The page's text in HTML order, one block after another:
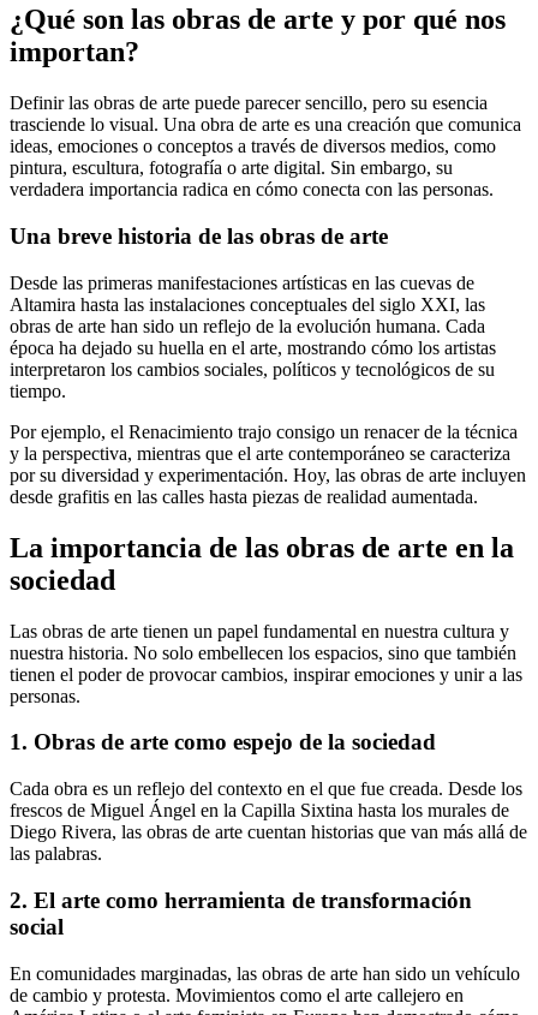
¿Qué son las obras de arte y por qué nos
importan?
Definir las obras de arte puede parecer sencillo, pero su esencia
trasciende lo visual. Una obra de arte es una creación que comunica
ideas, emociones o conceptos a través de diversos medios, como
pintura, escultura, fotografía o arte digital. Sin embargo, su
verdadera importancia radica en cómo conecta con las personas.
Una breve historia de las obras de arte
Desde las primeras manifestaciones artísticas en las cuevas de
Altamira hasta las instalaciones conceptuales del siglo XXI, las
obras de arte han sido un reflejo de la evolución humana. Cada
época ha dejado su huella en el arte, mostrando cómo los artistas
interpretaron los cambios sociales, políticos y tecnológicos de su
tiempo.
Por ejemplo, el Renacimiento trajo consigo un renacer de la técnica
y la perspectiva, mientras que el arte contemporáneo se caracteriza
por su diversidad y experimentación. Hoy, las obras de arte incluyen
desde grafitis en las calles hasta piezas de realidad aumentada.
La importancia de las obras de arte en la
sociedad
Las obras de arte tienen un papel fundamental en nuestra cultura y
nuestra historia. No solo embellecen los espacios, sino que también
tienen el poder de provocar cambios, inspirar emociones y unir a las
personas.
1. Obras de arte como espejo de la sociedad
Cada obra es un reflejo del contexto en el que fue creada. Desde los
frescos de Miguel Ángel en la Capilla Sixtina hasta los murales de
Diego Rivera, las obras de arte cuentan historias que van más allá de
las palabras.
2. El arte como herramienta de transformación
social
En comunidades marginadas, las obras de arte han sido un vehículo
de cambio y protesta. Movimientos como el arte callejero en